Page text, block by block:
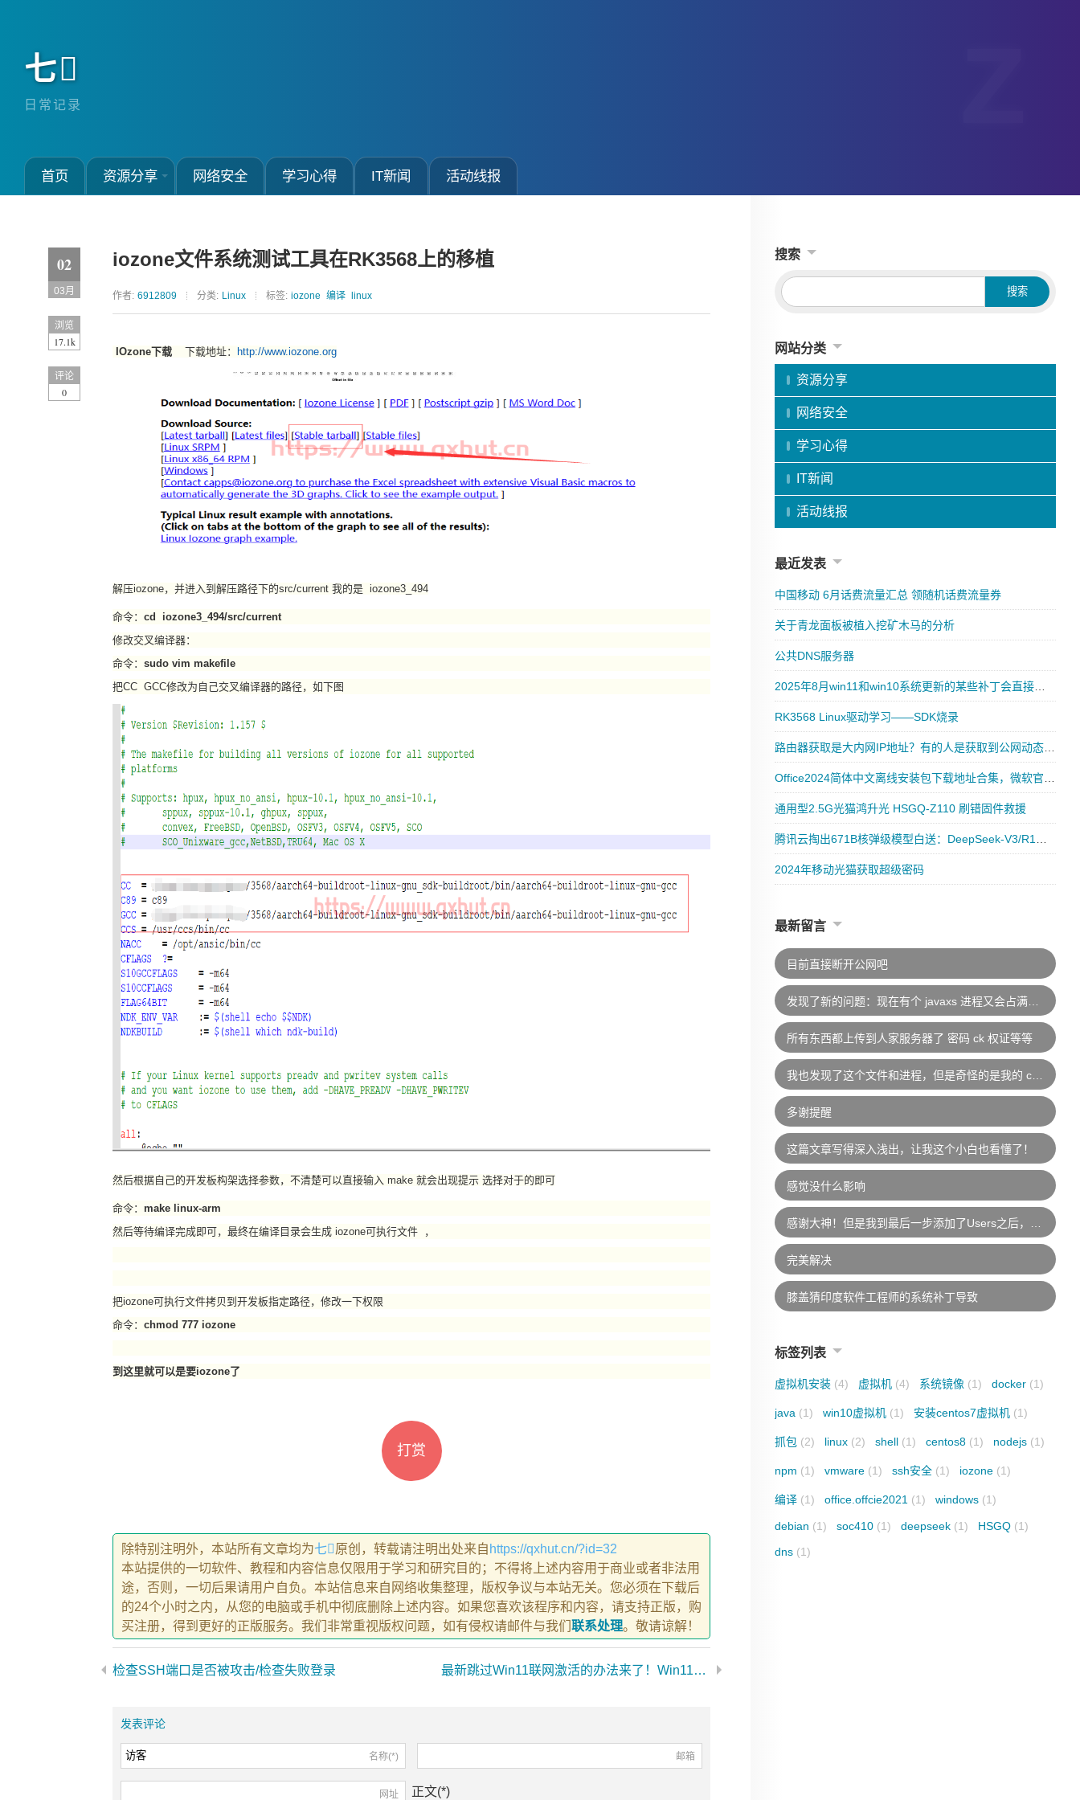
七
日常记录
首页 资源分享 网络安全 学习心得 IT新闻 活动线报
iozone文件系统测试工具在RK3568上的移植
02
03月 作者: 6912809 分类: Linux 标签: iozone 编译 linux
IOzone下载 下载地址： http://www.iozone.org
解压iozone，并进入到解压路径下的src/current 我的是 iozone3_494
命令： cd iozone3_494/src/current
修改交叉编译器：
命令： sudo vim makefile
把CC GCC修改为自己交叉编译器的路径，如下图
然后根据自己的开发板构架选择参数，不清楚可以直接输入 make 就会出现提示 选择对于的即可
命令： make linux-arm
然后等待编译完成即可，最终在编译目录会生成 iozone可执行文件 ，
把iozone可执行文件拷贝到开发板指定路径，修改一下权限
命令： chmod 777 iozone
到这里就可以是要iozone了
打赏
浏览
17.1k
评论
0
除特别注明外，本站所有文章均为七原创，转载请注明出处来自 https://qxhut.cn/?id=32
本站提供的一切软件、教程和内容信息仅限用于学习和研究目的；不得将上述内容用于商业或者非法用
途，否则，一切后果请用户自负。本站信息来自网络收集整理，版权争议与本站无关。您必须在下载后
的24个小时之内，从您的电脑或手机中彻底删除上述内容。如果您喜欢该程序和内容，请支持正版，购
买注册，得到更好的正版服务。我们非常重视版权问题，如有侵权请邮件与我们 联系处理。敬请谅解！
检查SSH端口是否被攻击/检查失败登录 最新跳过Win11联网激活的办法来了！Win11笔记本全都适用
发表评论
名称(*) 邮箱
网址 正文(*)
搜索
网站分类
资源分享
网络安全
学习心得
IT新闻
活动线报
最近发表
中国移动 6月话费流量汇总 领随机话费流量券
关于青龙面板被植入挖矿木马的分析
公共DNS服务器
RK3568 Linux驱动学习——SDK烧录
通用型2.5G光猫鸿升光 HSGQ-Z110 刷错固件救援
2024年移动光猫获取超级密码
最新留言
目前直接断开公网吧
所有东西都上传到人家服务器了 密码 ck 权证等等
多谢提醒
这篇文章写得深入浅出，让我这个小白也看懂了！
感觉没什么影响
完美解决
膝盖猜印度软件工程师的系统补丁导致
标签列表
虚拟机安装 (4) 虚拟机 (4) 系统镜像 (1) docker (1)
java (1) win10虚拟机 (1) 安装centos7虚拟机 (1)
抓包 (2) linux (2) shell (1) centos8 (1) nodejs (1)
npm (1) vmware (1) ssh安全 (1) iozone (1)
编译 (1) office.offcie2021 (1) windows (1)
debian (1) soc410 (1) deepseek (1) HSGQ (1)
dns (1)